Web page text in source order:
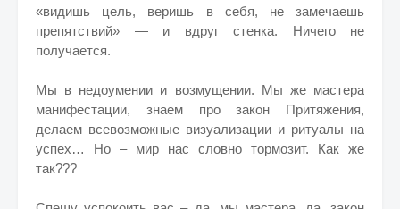
«видишь цель, веришь в себя, не замечаешь
препятствий» — и вдруг стенка. Ничего не
получается.
Мы в недоумении и возмущении. Мы же мастера
манифестации, знаем про закон Притяжения,
делаем всевозможные визуализации и ритуалы на
успех… Но – мир нас словно тормозит. Как же
так???